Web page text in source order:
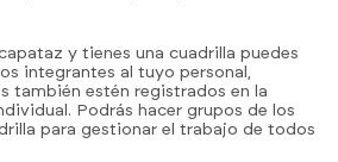
y tienes una cuadrilla puedes
integrantes al tuyo personal,
también estén registrados en la
Podrás hacer grupos de los
para gestionar el trabajo de todos